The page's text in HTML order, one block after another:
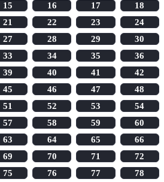
15 16 17
18
21 22 23
24
27 28 29
30
33 34 35
36
39 40 41
42
45 46 47
48
51 52 53
54
57 58 59
60
63 64 65
66
69 70 71
72
75 76 77
78